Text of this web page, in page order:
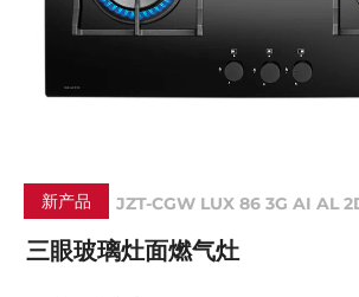
新产品 JZT-CGW LUX 86 3G AI AL
三眼玻璃灶面燃气灶